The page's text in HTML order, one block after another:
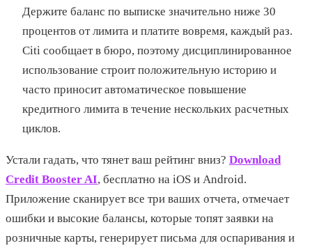
Держите баланс по выписке значительно ниже 30
процентов от лимита и платите вовремя, каждый раз.
Citi сообщает в бюро, поэтому дисциплинированное
использование строит положительную историю и
часто приносит автоматическое повышение
кредитного лимита в течение нескольких расчетных
циклов.
Устали гадать, что тянет ваш рейтинг вниз? Download
Credit Booster AI, бесплатно на iOS и Android.
Приложение сканирует все три ваших отчета, отмечает
ошибки и высокие балансы, которые топят заявки на
розничные карты, генерирует письма для оспаривания и